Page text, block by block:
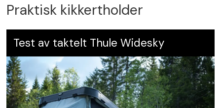
Praktisk kikkertholder
Test av taktelt Thule Widesky